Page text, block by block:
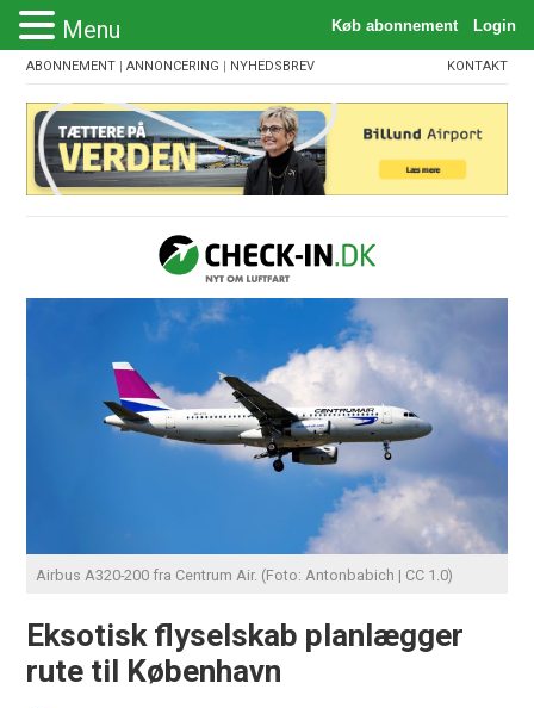
ABONNEMENT |ANNONCERING | NYHEDSBREV KONTAKT
Airbus A320-200 fra Centrum Air. (Foto: Antonbabich | CC 1.0)
Eksotisk flyselskab planlægger
rute til København
Menu